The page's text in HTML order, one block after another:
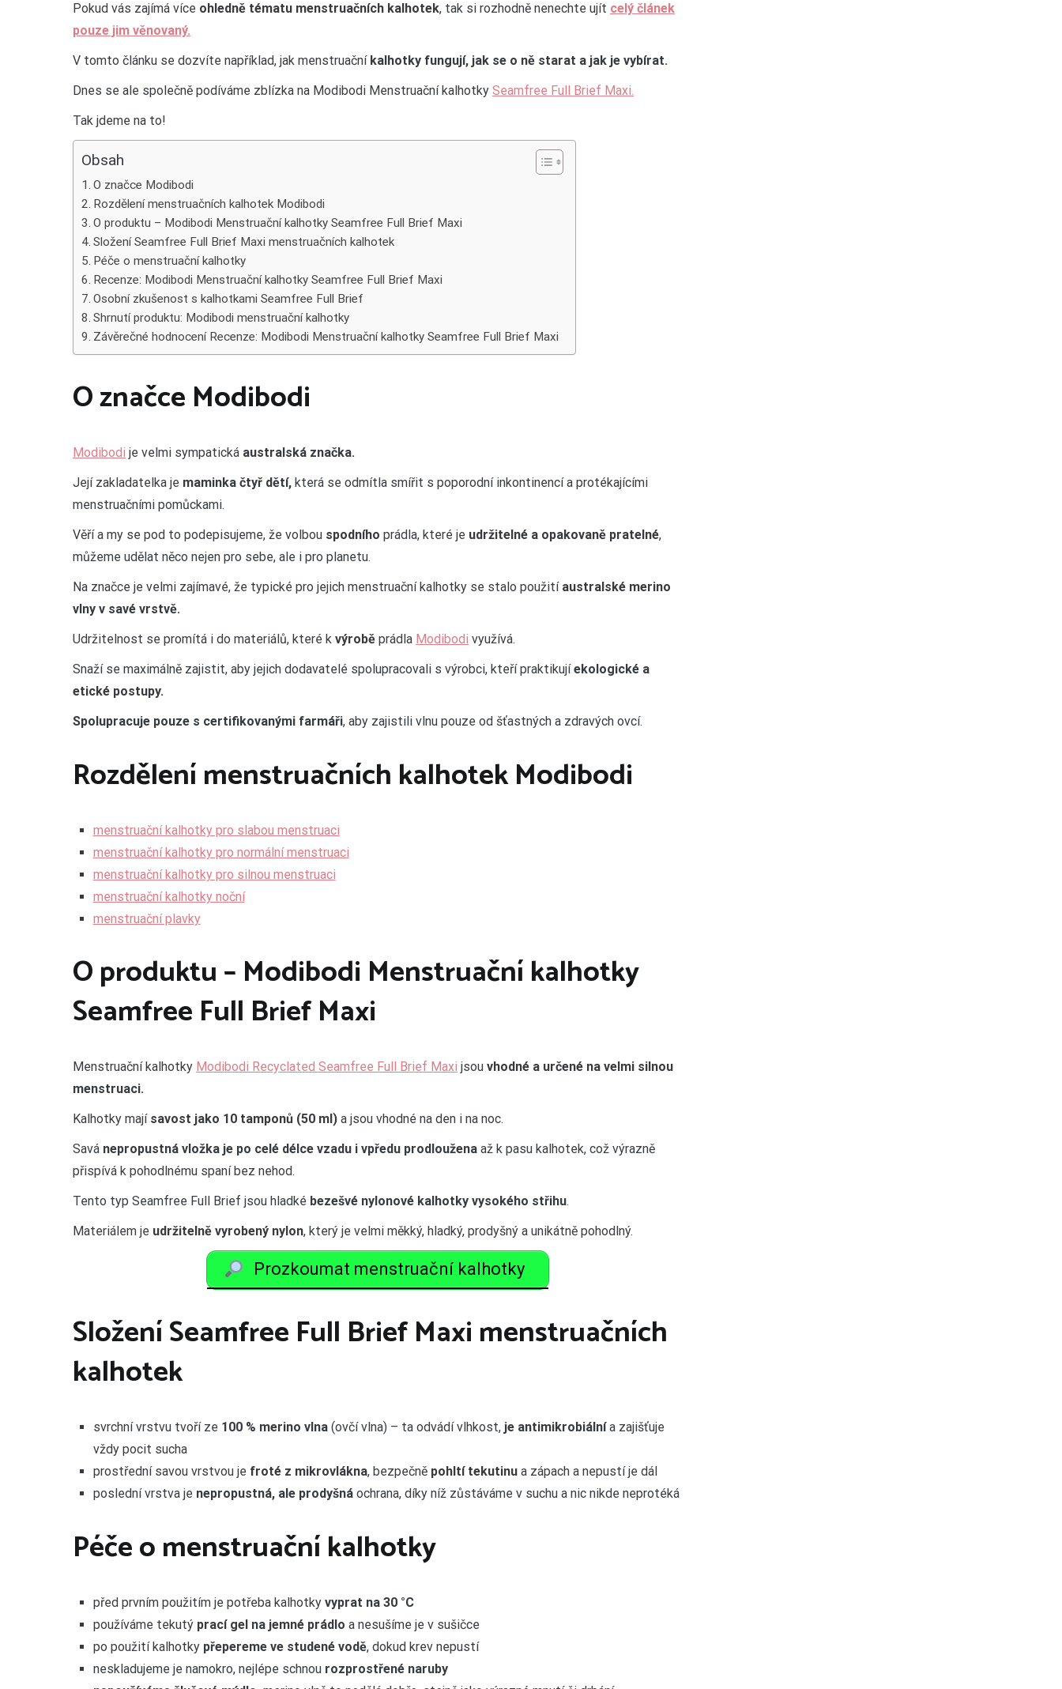
Pokud vás zajímá více ohledně tématu menstruačních kalhotek, tak si rozhodně nenechte ujít celý článek
pouze jim věnovaný.
V tomto článku se dozvíte například, jak menstruační kalhotky fungují, jak se o ně starat a jak je vybírat.
Dnes se ale společně podíváme zblízka na Modibodi Menstruační kalhotky Seamfree Full Brief Maxi.
Tak jdeme na to!
Obsah
O značce Modibodi
Rozdělení menstruačních kalhotek Modibodi
O produktu – Modibodi Menstruační kalhotky Seamfree Full Brief Maxi
Složení Seamfree Full Brief Maxi menstruačních kalhotek
Péče o menstruační kalhotky
Recenze: Modibodi Menstruační kalhotky Seamfree Full Brief Maxi
Osobní zkušenost s kalhotkami Seamfree Full Brief
Shrnutí produktu: Modibodi menstruační kalhotky
Závěrečné hodnocení Recenze: Modibodi Menstruační kalhotky Seamfree Full Brief Maxi
O značce Modibodi
Modibodi je velmi sympatická australská značka.
Její zakladatelka je maminka čtyř dětí, která se odmítla smířit s poporodní inkontinencí a protékajícími
menstruačními pomůckami.
Věří a my se pod to podepisujeme, že volbou spodního prádla, které je udržitelné a opakovaně pratelné,
můžeme udělat něco nejen pro sebe, ale i pro planetu.
Na značce je velmi zajímavé, že typické pro jejich menstruační kalhotky se stalo použití australské merino
vlny v savé vrstvě.
Udržitelnost se promítá i do materiálů, které k výrobě prádla Modibodi využívá.
Snaží se maximálně zajistit, aby jejich dodavatelé spolupracovali s výrobci, kteří praktikujíekologické a
etické postupy.
Spolupracuje pouze s certifikovanými farmáři, aby zajistili vlnu pouze od šťastných a zdravých ovcí.
Rozdělení menstruačních kalhotek Modibodi
menstruační kalhotky pro slabou menstruaci
menstruační kalhotky pro normální menstruaci
menstruační kalhotky pro silnou menstruaci
menstruační kalhotky noční
menstruační plavky
O produktu – Modibodi Menstruační kalhotky
Seamfree Full Brief Maxi
Menstruační kalhotky Modibodi Recyclated Seamfree Full Brief Maxi jsou vhodné a určené na velmi silnou
menstruaci.
Kalhotky majísavost jako 10 tamponů (50 ml) a jsou vhodné na den i na noc.
Savá nepropustná vložka je po celé délce vzadu i vpředu prodloužena až k pasu kalhotek, což výrazně
přispívá k pohodlnému spaní bez nehod.
Tento typ Seamfree Full Brief jsou hladké bezešvé nylonové kalhotky vysokého střihu.
Materiálem je udržitelně vyrobený nylon, který je velmi měkký, hladký, prodyšný a unikátně pohodlný.
Prozkoumat menstruační kalhotky
Složení Seamfree Full Brief Maxi menstruačních
kalhotek
svrchní vrstvu tvoří ze 100 % merino vlna(ovčí vlna) – ta odvádí vlhkost, je antimikrobiálnía zajišťuje
vždy pocit sucha
prostřední savou vrstvou jefroté z mikrovlákna, bezpečněpohltí tekutinua zápach a nepustí je dál
poslední vrstva je nepropustná, ale prodyšnáochrana, díky níž zůstáváme v suchu a nic nikde neprotéká
Péče o menstruační kalhotky
před prvním použitím je potřeba kalhotky vyprat na 30 °C
používáme tekutý prací gel na jemné prádlo a nesušíme je v sušičce
po použití kalhotky přepereme ve studené vodě, dokud krev nepustí
neskladujeme je namokro, nejlépe schnou rozprostřené naruby